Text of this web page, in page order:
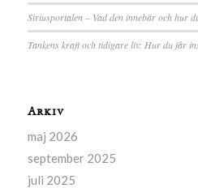
Siriusportalen – Vad den innebär och hur
Tankens kraft och tidigare liv: Hur du får
Arkiv
maj 2026
september 2025
juli 2025